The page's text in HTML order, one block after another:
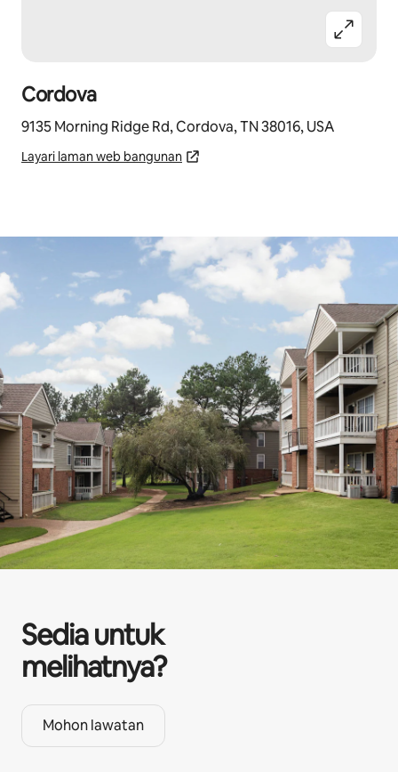
Cordova
9135 Morning Ridge Rd, Cordova, TN 38016, USA
Layari laman web bangunan
Sedia untuk
melihatnya?
Mohon lawatan